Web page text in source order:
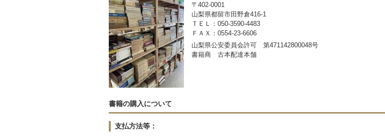
〒402-0001
山梨県都留市田野倉416-1
ＴＥＬ：050-3590-4483
ＦＡＸ：0554-23-6606
山梨県公安委員会許可 第471142800048号
書籍商 古本配達本舗
書籍の購入について
支払方法等：